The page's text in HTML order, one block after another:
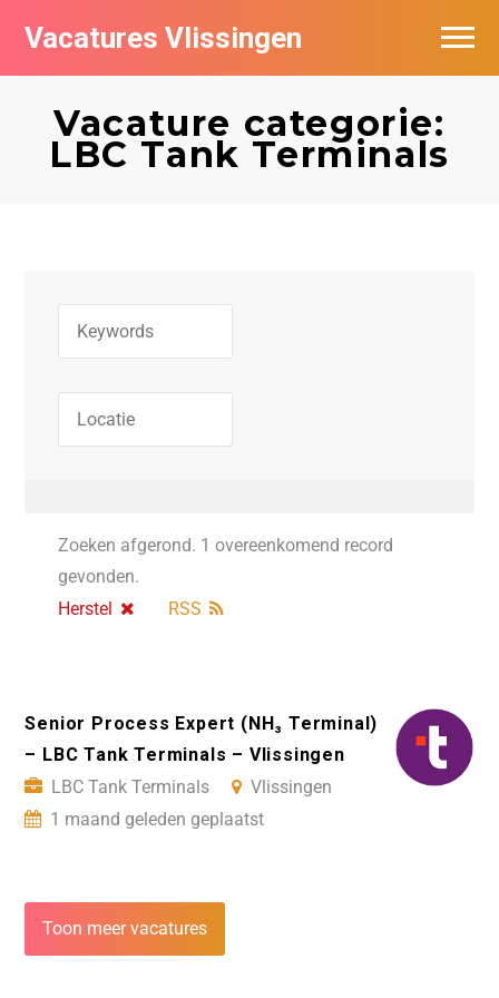
Vacatures Vlissingen
Vacature categorie:
LBC Tank Terminals
Zoeken afgerond. 1 overeenkomend record
gevonden.
Herstel
RSS
Senior Process Expert (NH₃ Terminal)
– LBC Tank Terminals – Vlissingen
LBC Tank Terminals
Vlissingen
1 maand geleden geplaatst
Toon meer vacatures